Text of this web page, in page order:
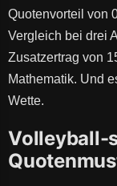
Quotenvorteil von
Vergleich bei drei
Zusatzertrag von
Mathematik. Und
Wette.
Volleyball-